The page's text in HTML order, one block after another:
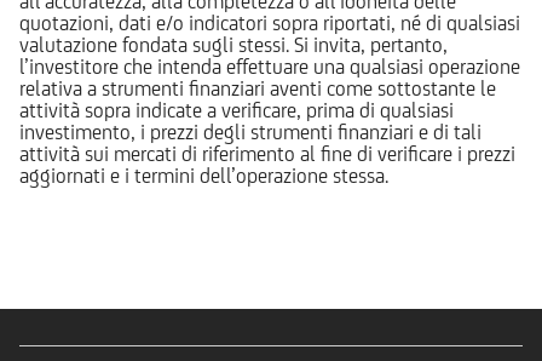
quotazioni, dati e/o indicatori sopra riportati, né di qualsiasi
valutazione fondata sugli stessi. Si invita, pertanto,
l’investitore che intenda effettuare una qualsiasi operazione
relativa a strumenti finanziari aventi come sottostante le
attività sopra indicate a verificare, prima di qualsiasi
investimento, i prezzi degli strumenti finanziari e di tali
attività sui mercati di riferimento al fine di verificare i prezzi
aggiornati e i termini dell’operazione stessa.